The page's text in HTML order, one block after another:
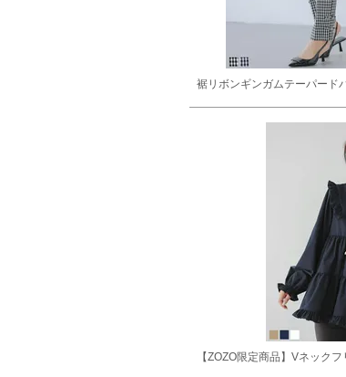
裾リボンギンガムテーパード
【ZOZO限定商品】Vネック